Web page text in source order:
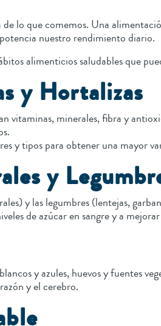
lo que comemos. Una
nuestro rendimiento diario.
alimenticios saludables que
y Hortalizas
vitaminas, minerales, fibra y
y tipos para obtener una mayor
y
y las legumbres (lentejas,
de azúcar en sangre y a
y azules, huevos y fuentes
y el cerebro.